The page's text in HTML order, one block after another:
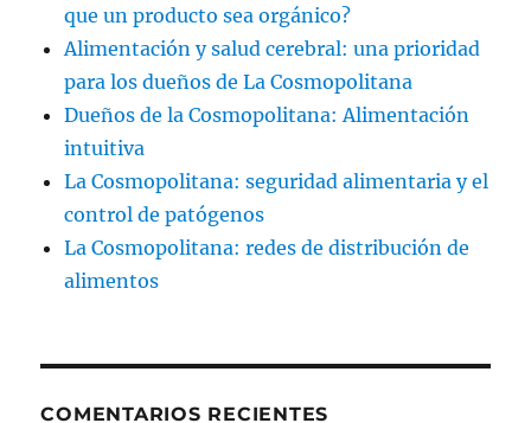
que un producto sea orgánico?
Alimentación y salud cerebral: una prioridad
para los dueños de La Cosmopolitana
Dueños de la Cosmopolitana: Alimentación
intuitiva
La Cosmopolitana: seguridad alimentaria y el
control de patógenos
La Cosmopolitana: redes de distribución de
alimentos
COMENTARIOS RECIENTES